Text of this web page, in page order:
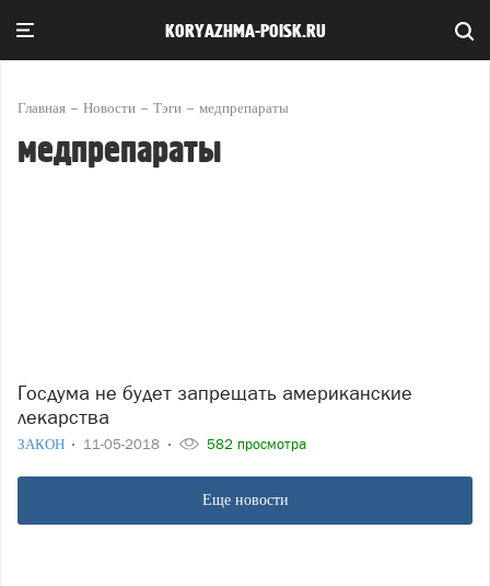
KORYAZHMA-POISK.RU
Главная Новости Тэги медпрепараты
медпрепараты
Госдума не будет запрещать американские
лекарства
ЗАКОН 11-05-2018 582 просмотра
Еще новости